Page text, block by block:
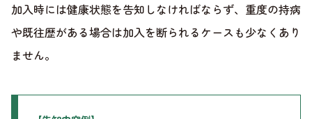
加入時には健康状態を告知しなければならず、重度の持病
や既往歴がある場合は加入を断られるケースも少なくあり
ません。